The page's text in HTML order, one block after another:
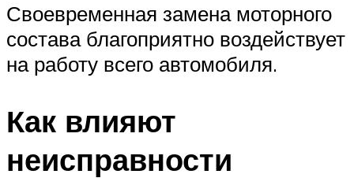
Своевременная замена моторного
состава благоприятно воздействует
на работу всего автомобиля.
Как влияют
неисправности